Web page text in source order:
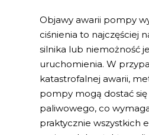
Objawy awarii pompy
ciśnienia to najczęściej
silnika lub niemożność
uruchomienia. W
katastrofalnej awarii,
pompy mogą dostać się
paliwowego, co
praktycznie wszystkich